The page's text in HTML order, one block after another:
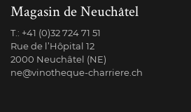
Magasin de Neuchâtel
T.: +41 (0)32 724 71 51
Rue de l’Hôpital 12
2000 Neuchâtel (NE)
ne@vinotheque-charriere.ch